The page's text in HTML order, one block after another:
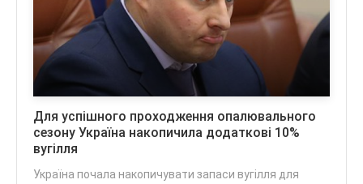
Для успішного проходження опалювального
сезону Україна накопичила додаткові 10%
вугілля
Україна почала накопичувати запаси вугілля для